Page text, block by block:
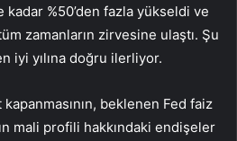
kadar %50’den fazla yükseldi ve
zamanların zirvesine ulaştı. Şu
iyi yılına doğru ilerliyor.
beklenen Fed faiz
mali profili hakkındaki endişeler